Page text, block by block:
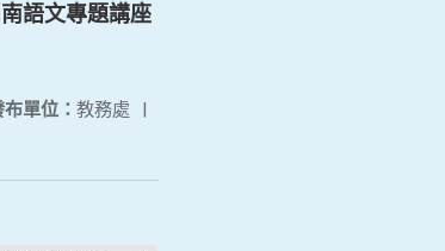
語文專題講座
布單位： 教務處 |